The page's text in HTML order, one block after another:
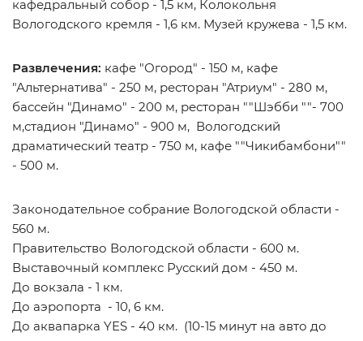
кафедральный собор - 1,5 км, Колокольня
Вологодского кремля - 1,6 км. Музей кружева - 1,5 км.
Развлечения: кафе "Огород" - 150 м, кафе
"Альтернатива" - 250 м, ресторан "Атриум" - 280 м,
бассейн "Динамо" - 200 м, ресторан ""Шэбби ""- 700
м,стадион "Динамо" - 900 м, Вологодский
драматический театр - 750 м, кафе ""Чикибамбони""
- 500 м.
Законодательное собрание Вологодской области -
560 м.
Правительство Вологодской области - 600 м.
Выставочный комплекс Русский дом - 450 м.
До вокзала - 1 км.
До аэропорта - 10, 6 км.
До аквапарка YES - 40 км. (10-15 минут на авто до